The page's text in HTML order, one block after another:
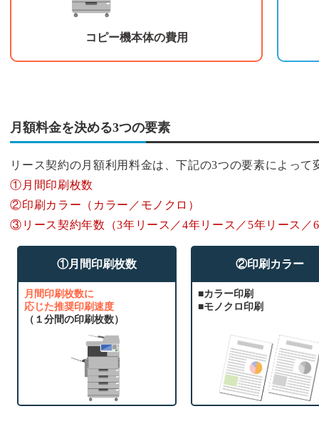
コピー機本体の費用
月額料金を決める3つの要素
リース契約の月額利用料金は、下記の3つの要素によって
①月間印刷枚数
②印刷カラー（カラー／モノクロ）
③リース契約年数（3年リース／4年リース／5年リース／
①月間印刷枚数
月間印刷枚数に
応じた推奨印刷速度
（１分間の印刷枚数）
②印刷カラー
■カラー印刷
■モノクロ印刷